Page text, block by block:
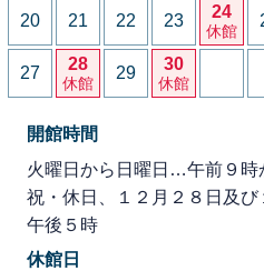
20 21 22 23 24
休館
27 28
休館
29 30
休館
開館時間
火曜日から日曜日…午前９時
祝・休日、１２月２８日及
午後５時
休館日